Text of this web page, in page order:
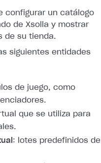
configurar un catálogo
de Xsolla y mostrar
de su tienda.
siguientes entidades
de juego, como
que se utiliza para
: lotes predefinidos de